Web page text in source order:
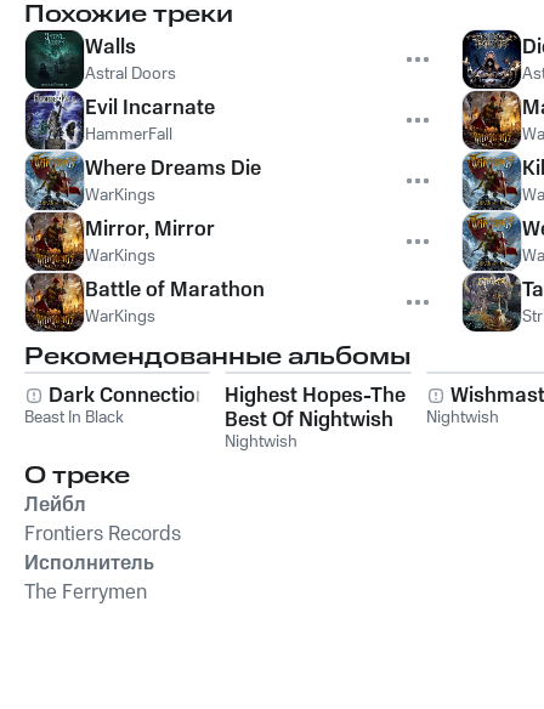
Похожие треки
Walls
Astral Doors
Evil Incarnate
HammerFall
Where Dreams Die
WarKings
Mirror, Mirror
WarKings
Battle of Marathon
WarKings
Рекомендованные альбомы
Dark Connection
Beast In Black
Highest Hopes-The
Best Of Nightwish
Nightwish
Nightwish
О треке
Лейбл
Frontiers Records
Исполнитель
The Ferrymen